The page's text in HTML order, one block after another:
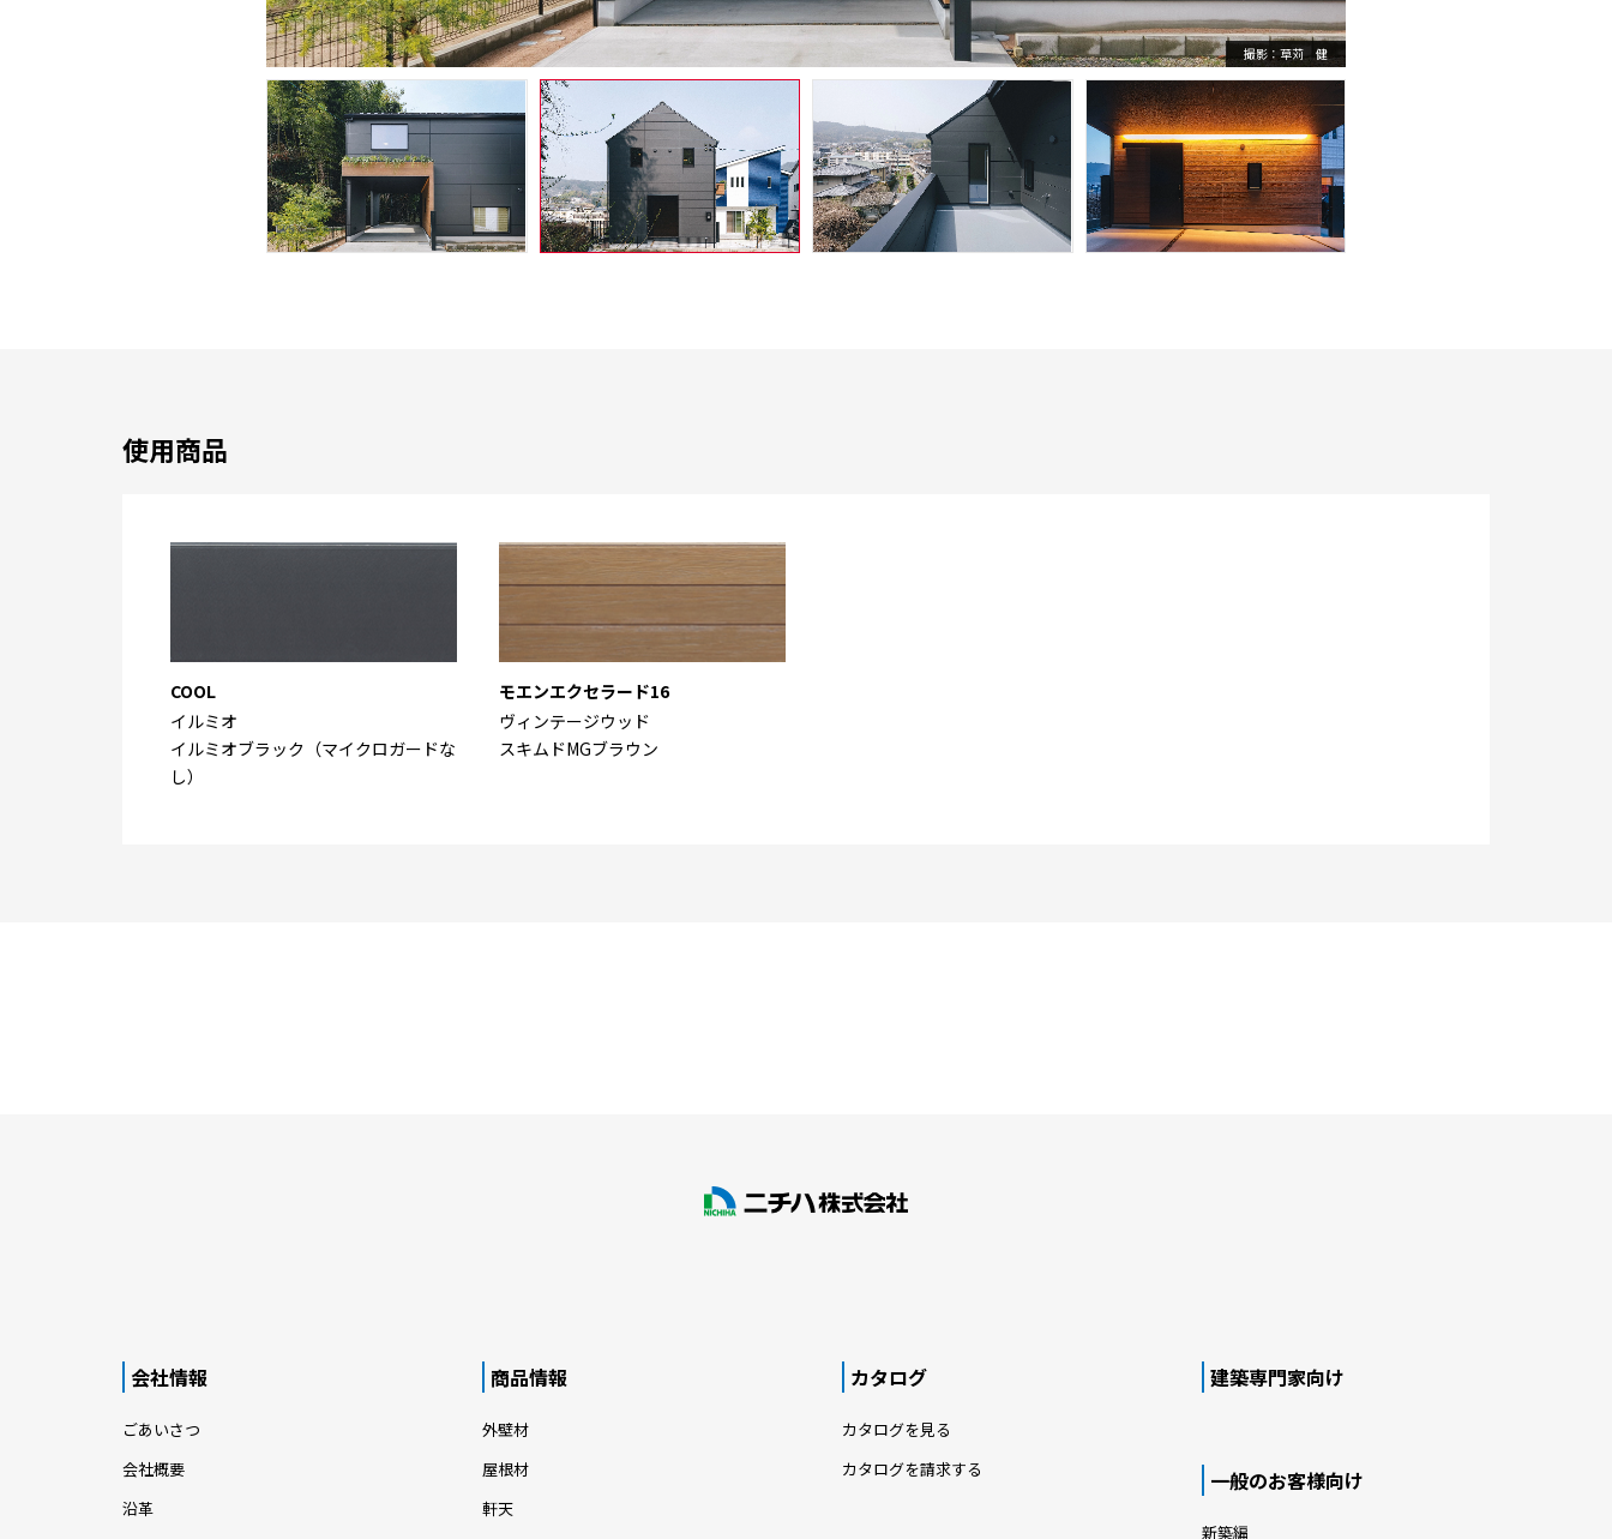
撮影：草苅 健
使用商品
COOL
イルミオ
イルミオブラック（マイクロガードな
し）
モエンエクセラード16
ヴィンテージウッド
スキムドMGブラウン
会社情報
ごあいさつ
会社概要
沿革
商品情報
外壁材
屋根材
軒天
カタログ
カタログを見る
カタログを請求する
建築専門家向け
一般のお客様向け
新築編